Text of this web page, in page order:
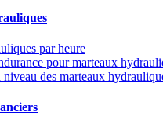
par heure
pour marteaux
des marteaux